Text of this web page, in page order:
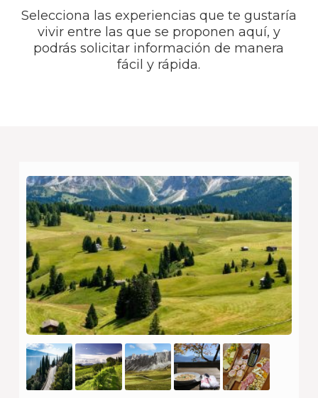
Selecciona las experiencias que te gustaría
vivir entre las que se proponen aquí, y
podrás solicitar información de manera
fácil y rápida.